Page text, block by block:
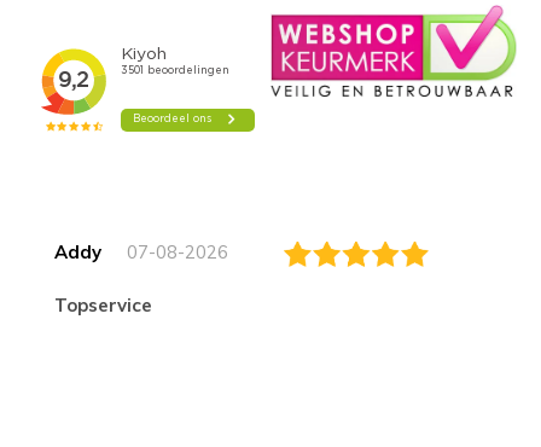
Addy 07-08-2026
topservice